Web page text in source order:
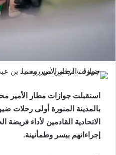
استقبلت جوازات مطار الأمير
بالمدينة المنورة أولى رحلات
إجراءاتهم بيسر وطمأنينة.